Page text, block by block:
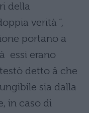
della
verità “,
portano a
essi erano
detto â che
sia dalla
in caso di